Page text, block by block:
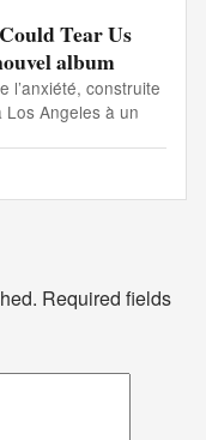
Tear Us
album
l’anxiété, construite
Los Angeles à un
Required fields